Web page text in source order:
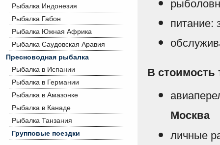
Рыбалка Индонезия
Рыбалка Габон
Рыбалка Южная Африка
Рыбалка Саудовская Аравия
Пресноводная рыбалка
Рыбалка в Испании
Рыбалка в Германии
Рыбалка в Амазонке
Рыбалка в Канаде
Рыбалка Танзания
Групповые поездки
питание:
В стоимость
Москва
личные